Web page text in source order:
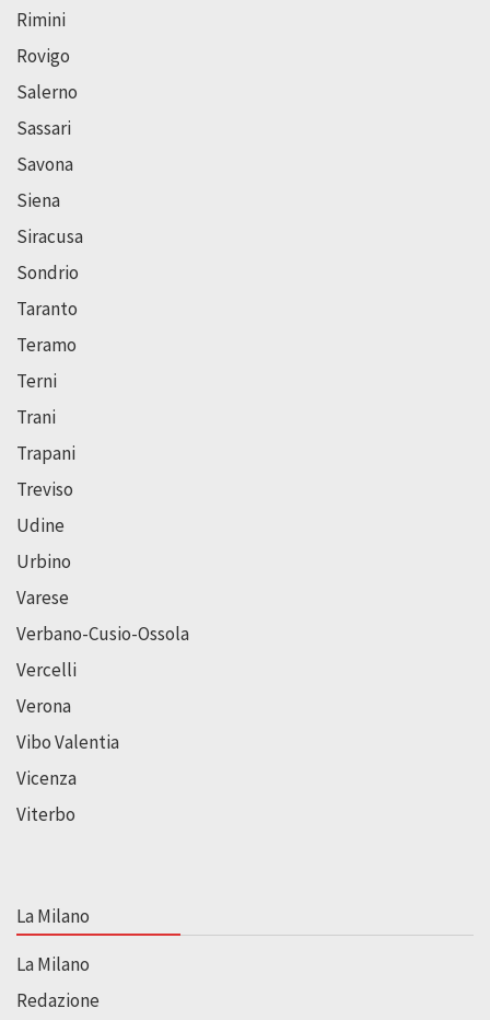
Rimini
Rovigo
Salerno
Sassari
Savona
Siena
Siracusa
Sondrio
Taranto
Teramo
Terni
Trani
Trapani
Treviso
Udine
Urbino
Varese
Verbano-Cusio-Ossola
Vercelli
Verona
Vibo Valentia
Vicenza
Viterbo
La Milano
La Milano
Redazione